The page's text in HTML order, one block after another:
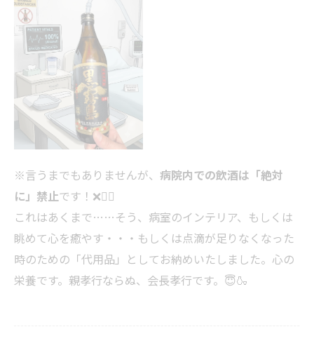
※言うまでもありませんが、 病院内での飲酒は「絶対
に」禁止です！❌🙅‍♂️
これはあくまで……そう、病室のインテリア、もしくは
眺めて心を癒やす・・・もしくは点滴が足りなくなった
時のための「代用品」としてお納めいたしました。心の
栄養です。親孝行ならぬ、会長孝行です。😇🍶